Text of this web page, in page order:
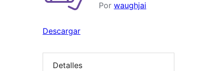
Por waughjai
Descargar
Detalles